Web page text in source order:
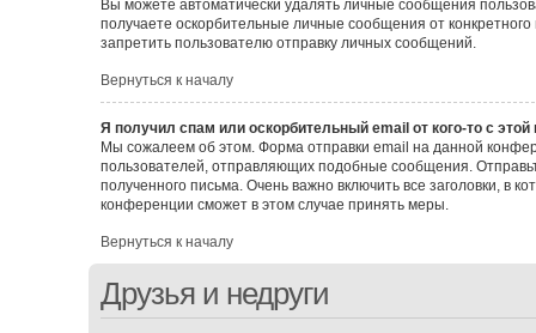
Вы можете автоматически удалять личные сообщения
получаете оскорбительные личные сообщения от
запретить пользователю отправку личных сообщений.
Вернуться к началу
Я получил спам или оскорбительный email от кого-то с
Мы сожалеем об этом. Форма отправки email на данной
пользователей, отправляющих подобные сообщения.
полученного письма. Очень важно включить все заголовки, в
конференции сможет в этом случае принять меры.
Вернуться к началу
Друзья и недруги